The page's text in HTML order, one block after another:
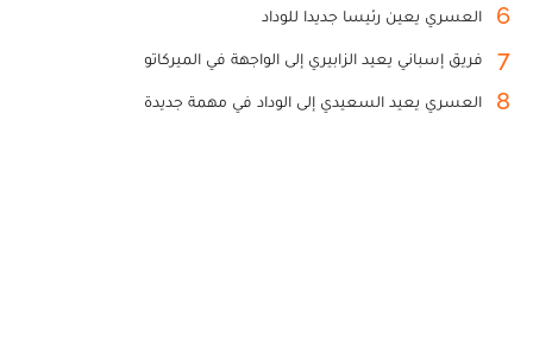
6 العسري يعين رئيسا جديدا للوداد
7 فريق إسباني يعيد الزابيري إلى الواجهة في الميركاتو
8 العسري يعيد السعيدي إلى الوداد في مهمة جديدة